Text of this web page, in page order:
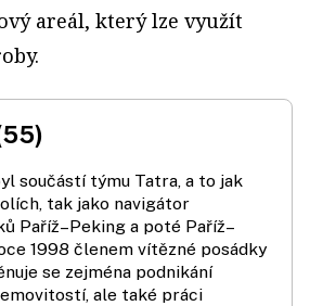
areál, který lze využít
součástí týmu Tatra, a to jak
tak jako navigátor
Paříž–Peking a poté Paříž–
1998 členem vítězné posádky
se zejména podnikání
ale také práci